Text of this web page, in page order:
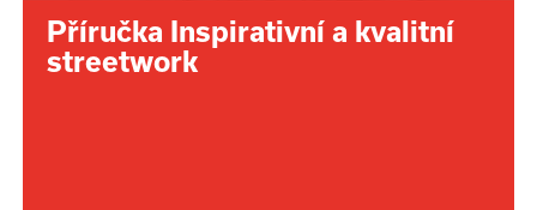
Příručka Inspirativní a kvalitní
streetwork